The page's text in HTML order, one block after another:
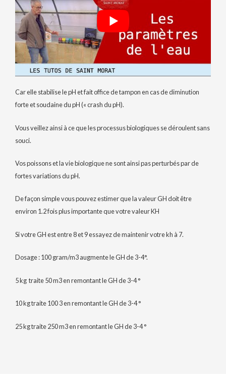
Car elle stabilise le pH et fait office de tampon en cas de diminution
forte et soudaine du pH (« crash du pH).
Vous veillez ainsi à ce que les processus biologiques se déroulent sans
souci.
Vos poissons et la vie biologique ne sont ainsi pas perturbés par de
fortes variations du pH.
De façon simple vous pouvez estimer que la valeur GH doit être
environ 1.2 fois plus importante que votre valeur KH
Si votre GH est entre 8 et 9 essayez de maintenir votre kh à 7.
Dosage : 100 gram/m3 augmente le GH de 3-4°.
5 kg traite 50 m3 en remontant le GH de 3-4 °
10 kg traite 100 3 en remontant le GH de 3-4 °
25 kg traite 250 m3 en remontant le GH de 3-4 °